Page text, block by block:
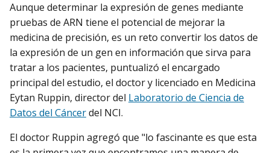
Aunque determinar la expresión de genes mediante
pruebas de ARN tiene el potencial de mejorar la
medicina de precisión, es un reto convertir los datos de
la expresión de un gen en información que sirva para
tratar a los pacientes, puntualizó el encargado
principal del estudio, el doctor y licenciado en Medicina
Eytan Ruppin, director del Laboratorio de Ciencia de
Datos del Cáncerdel NCI.
El doctor Ruppin agregó que "lo fascinante es que esta